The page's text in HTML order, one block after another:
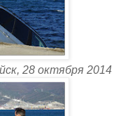
28 октября 2014